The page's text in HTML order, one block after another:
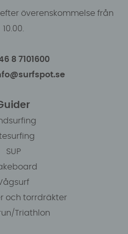
överenskommelse från
10.00.
8 7101600
SUP
och torrdräkter
Triathlon